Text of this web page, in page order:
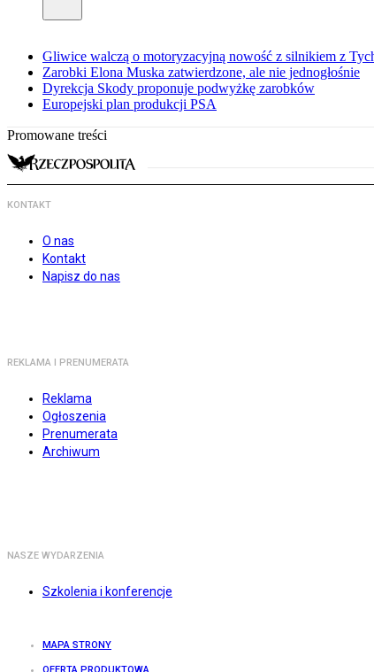
Gliwice walczą o motoryzacyjną nowość z silnikiem z
Zarobki Elona Muska zatwierdzone, ale nie jednogłośnie
Dyrekcja Skody proponuje podwyżkę zarobków
Europejski plan produkcji PSA
Promowane treści
KONTAKT
O nas
Kontakt
Napisz do nas
REKLAMA I PRENUMERATA
Reklama
Ogłoszenia
Prenumerata
Archiwum
NASZE WYDARZENIA
Szkolenia i konferencje
MAPA STRONY